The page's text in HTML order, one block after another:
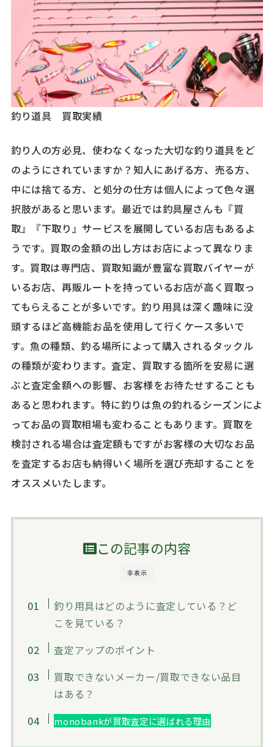
釣り道具 買取実績
釣り人の方必見、使わなくなった大切な釣り道具をど
のようにされていますか？知人にあげる方、売る方、
中には捨てる方、と処分の仕方は個人によって色々選
択肢があると思います。最近では釣具屋さんも『買
取』『下取り』サービスを展開しているお店もあるよ
うです。買取の金額の出し方はお店によって異なりま
す。買取は専門店、買取知識が豊富な買取バイヤーが
いるお店、再販ルートを持っているお店が高く買取っ
てもらえることが多いです。釣り用具は深く趣味に没
頭するほど高機能お品を使用して行くケース多いで
す。魚の種類、釣る場所によって購入されるタックル
の種類が変わります。査定、買取する箇所を安易に選
ぶと査定金額への影響、お客様をお待たせすることも
あると思われます。特に釣りは魚の釣れるシーズンによ
ってお品の買取相場も変わることもあります。買取を
検討される場合は査定額もですがお客様の大切なお品
を査定するお店も納得いく場所を選び売却することを
オススメいたします。
非表示
この記事の内容
釣り用具はどのように査定している？ど
こを見ている？
査定アップのポイント
買取できないメーカー/買取できない品目
はある？
monobankが買取査定に選ばれる理由